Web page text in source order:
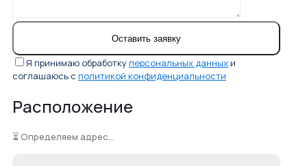
Я принимаю обработкуперсональных данных и
соглашаюсь с политикой конфиденциальности
Расположение
⏳ Определяем адрес...